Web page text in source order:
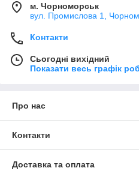
м. Чорноморськ
вул. Промислова 1,
Контакти
Сьогодні вихідний
Показати весь графік
Про нас
Контакти
Доставка та оплата